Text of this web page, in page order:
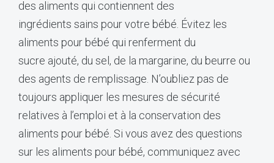
des aliments qui contiennent des
ingrédients sains pour votre bébé. Évitez les
aliments pour bébé qui renferment du
sucre ajouté, du sel, de la margarine, du beurre ou
des agents de remplissage. N’oubliez pas de
toujours appliquer les mesures de sécurité
relatives à l’emploi et à la conservation des
aliments pour bébé. Si vous avez des questions
sur les aliments pour bébé, communiquez avec